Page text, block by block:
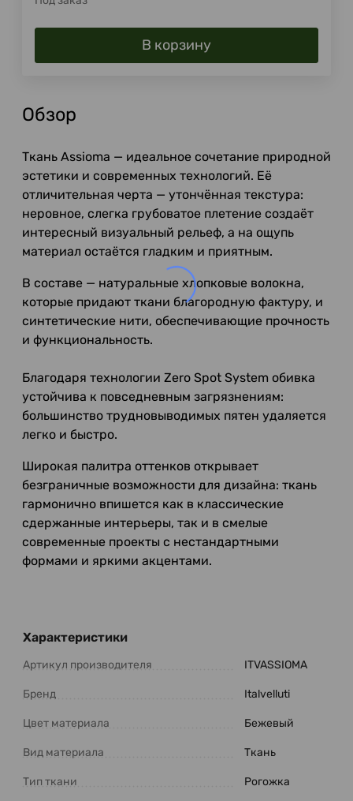
В корзину
Обзор
Ткань Assioma — идеальное сочетание природной
эстетики и современных технологий. Её
отличительная черта — утончённая текстура:
неровное, слегка грубоватое плетение создаёт
интересный визуальный рельеф, а на ощупь
материал остаётся гладким и приятным.
В составе — натуральные хлопковые волокна,
которые придают ткани благородную фактуру, и
синтетические нити, обеспечивающие прочность
и функциональность.
Благодаря технологии Zero Spot System обивка
устойчива к повседневным загрязнениям:
большинство трудновыводимых пятен удаляется
легко и быстро.
Широкая палитра оттенков открывает
безграничные возможности для дизайна: ткань
гармонично впишется как в классические
сдержанные интерьеры, так и в смелые
современные проекты с нестандартными
формами и яркими акцентами.
Характеристики
Артикул производителя ITVASSIOMA
Бренд Italvelluti
Цвет материала Бежевый
Вид материала Ткань
Тип ткани Рогожка